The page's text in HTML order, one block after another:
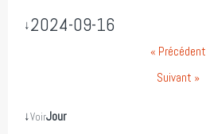
↓2024-09-16
« Précédent
Suivant »
↓VoirJour